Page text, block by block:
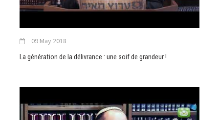
09 May 2018
La génération de la délivrance : une soif de grandeur !